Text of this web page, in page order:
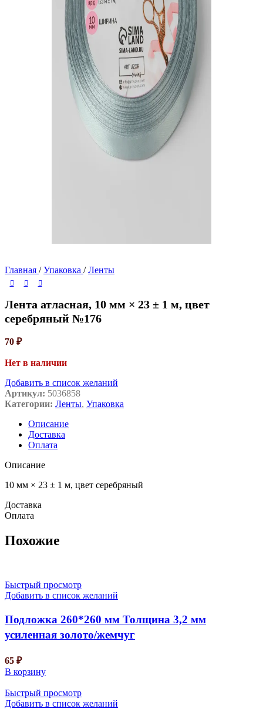
Главная / Упаковка / Ленты
Лента атласная, 10 мм × 23 ± 1 м, цвет
серебряный №176
70 ₽
Нет в наличии
Добавить в список желаний
Артикул: 5036858
Категории: Ленты, Упаковка
Описание
Доставка
Оплата
Описание
10 мм × 23 ± 1 м, цвет серебряный
Доставка
Оплата
Похожие
Быстрый просмотр
Добавить в список желаний
Подложка 260*260 мм Толщина 3,2 мм
усиленная золото/жемчуг
65 ₽
В корзину
Быстрый просмотр
Добавить в список желаний